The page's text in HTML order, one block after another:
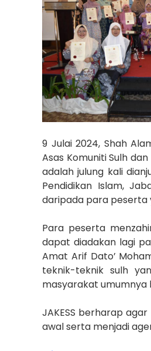
9 Julai 2024, Shah
Asas Komuniti Sulh
adalah julung kali
Pendidikan Islam,
daripada para peserta
Para peserta
dapat diadakan lagi
Amat Arif Dato’
teknik-teknik sulh
masyarakat umumnya
JAKESS berharap
awal serta menjadi